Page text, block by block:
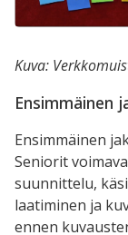
Kuva:
Ensimmäinen
Ensimmäinen
Seniorit
suunnittelu,
laatiminen ja
ennen